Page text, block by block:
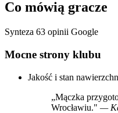
Co mówią gracze
Synteza 63 opinii Google
Mocne strony klubu
Jakość i stan
„Mączka
Wrocławiu." —